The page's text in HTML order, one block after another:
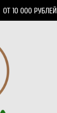
10 000 РУБЛЕЙ